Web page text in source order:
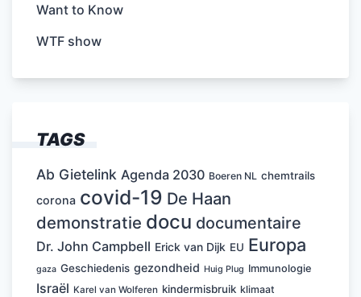
Want to Know
WTF show
TAGS
Ab Gietelink Agenda 2030 Boeren NL chemtrails
corona covid-19 De Haan
demonstratie docu documentaire
Dr. John Campbell Erick van Dijk EU Europa
gaza Geschiedenis gezondheid Huig Plug Immunologie
Israël Karel van Wolferen kindermisbruik klimaat